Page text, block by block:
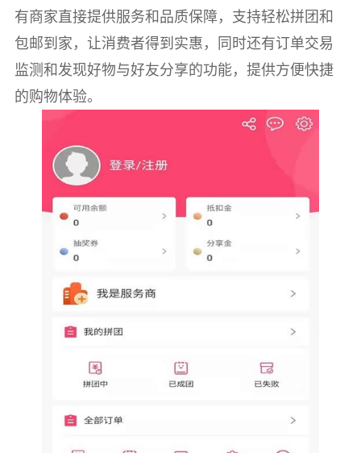
有商家直接提供服务和品质保障，支持轻松拼团和
包邮到家，让消费者得到实惠，同时还有订单交易
监测和发现好物与好友分享的功能，提供方便快捷
的购物体验。